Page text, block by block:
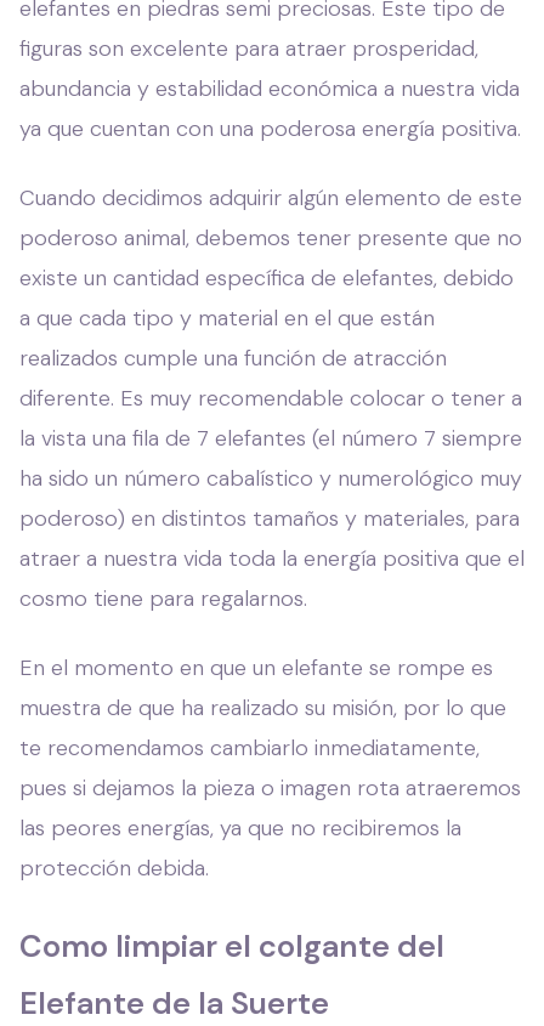
elefantes en piedras semi preciosas. Este tipo de
figuras son excelente para atraer prosperidad,
abundancia y estabilidad económica a nuestra vida
ya que cuentan con una poderosa energía positiva.
Cuando decidimos adquirir algún elemento de este
poderoso animal, debemos tener presente que no
existe un cantidad específica de elefantes, debido
a que cada tipo y material en el que están
realizados cumple una función de atracción
diferente. Es muy recomendable colocar o tener a
la vista una fila de 7 elefantes (el número 7 siempre
ha sido un número cabalístico y numerológico muy
poderoso) en distintos tamaños y materiales, para
atraer a nuestra vida toda la energía positiva que el
cosmo tiene para regalarnos.
En el momento en que un elefante se rompe es
muestra de que ha realizado su misión, por lo que
te recomendamos cambiarlo inmediatamente,
pues si dejamos la pieza o imagen rota atraeremos
las peores energías, ya que no recibiremos la
protección debida.
Como limpiar el colgante del
Elefante de la Suerte